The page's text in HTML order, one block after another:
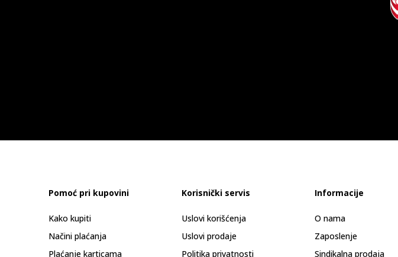
Pomoć pri kupovini
Kako kupiti
Načini plaćanja
Plaćanje karticama
Korisnički servis
Uslovi korišćenja
Uslovi prodaje
Politika privatnosti
Informacije
O nama
Zaposlenje
Sindikalna prodaja